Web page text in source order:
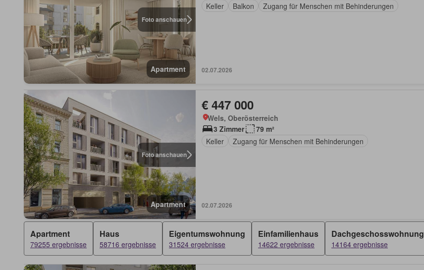
Foto anschauen
Apartment
Keller
Balkon Zugang für Menschen mit Behinderungen
02.07.2026
Foto anschauen
Apartment
€ 447 000
Wels, Oberösterreich
3 Zimmer
79 m²
Keller
Zugang für Menschen mit Behinderungen
02.07.2026
Apartment
79255 ergebnisse
Haus
58716 ergebnisse
Eigentumswohnung
31524 ergebnisse
Einfamilienhaus
14622 ergebnisse
Dachgeschosswohnung
14164 ergebnisse